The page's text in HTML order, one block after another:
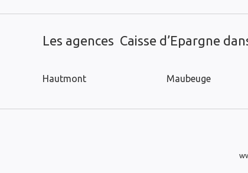
Les agences Caisse d’Epargne
Hautmont Maubeuge